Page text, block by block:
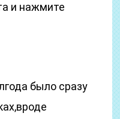
и нажмите
было сразу